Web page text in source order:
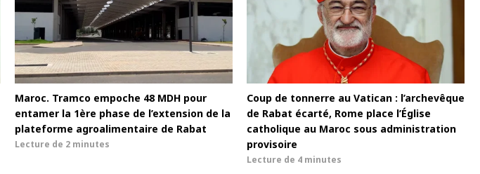
Maroc. Tramco empoche 48 MDH pour
entamer la 1ère phase de l’extension de la
plateforme agroalimentaire de Rabat
Lecture de 2 minutes
Coup de tonnerre au Vatican : l’archevêque
de Rabat écarté, Rome place l’Église
catholique au Maroc sous administration
provisoire
Lecture de 4 minutes